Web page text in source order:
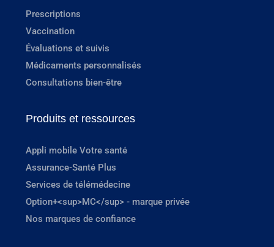
Prescriptions
Vaccination
Évaluations et suivis
Médicaments personnalisés
Consultations bien-être
Produits et ressources
Appli mobile Votre santé
Assurance-Santé Plus
Services de télémédecine
Option+<sup>MC</sup> - marque privée
Nos marques de confiance